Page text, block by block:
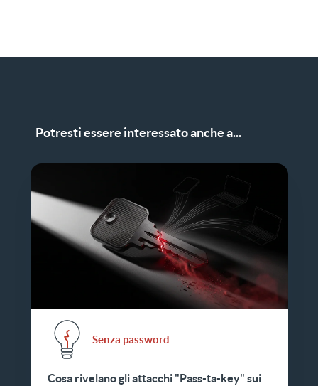
Potresti essere interessato anche a...
Senza password
Cosa rivelano gli attacchi "Pass-ta-key" sui